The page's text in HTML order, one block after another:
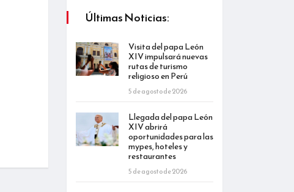
Últimas Noticias:
Visita del papa León
XIV impulsará nuevas
rutas de turismo
religioso en Perú
5 de agosto de 2026
Llegada del papa León
XIV abrirá
oportunidades para las
mypes, hoteles y
restaurantes
5 de agosto de 2026